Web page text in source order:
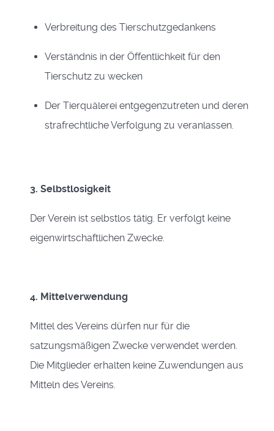
Verbreitung des Tierschutzgedankens
Verständnis in der Öffentlichkeit für den
Tierschutz zu wecken
Der Tierquälerei entgegenzutreten und deren
strafrechtliche Verfolgung zu veranlassen.
3. Selbstlosigkeit
Der Verein ist selbstlos tätig. Er verfolgt keine
eigenwirtschaftlichen Zwecke.
4. Mittelverwendung
Mittel des Vereins dürfen nur für die
satzungsmäßigen Zwecke verwendet werden.
Die Mitglieder erhalten keine Zuwendungen aus
Mitteln des Vereins.